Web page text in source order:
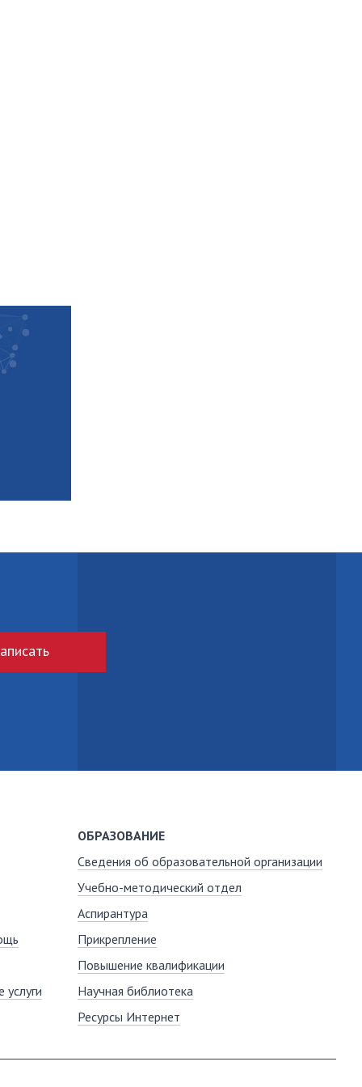
ОБРАЗОВАНИЕ
Сведения об образовательной организации
Учебно-методический отдел
Аспирантура
Прикрепление
Повышение квалификации
Научная библиотека
Ресурсы Интернет